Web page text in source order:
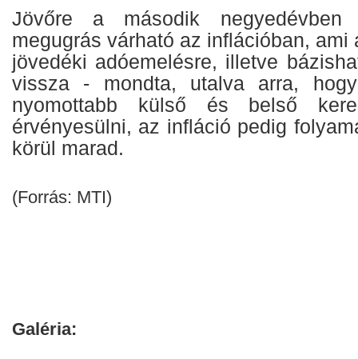
Jövőre a második negyedévben
megugrás várható az inflációban, ami
jövedéki adóemelésre, illetve
vissza - mondta, utalva arra,
nyomottabb külső és belső
érvényesülni, az infláció pedig
körül marad.
(Forrás: MTI)
Galéria: